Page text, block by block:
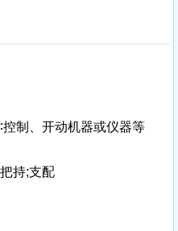
∶控制、开动机器或仪器等
把持;支配